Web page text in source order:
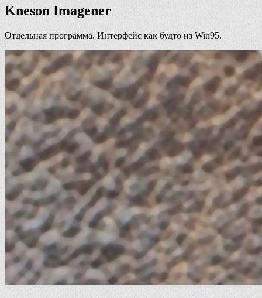
Kneson Imagener
Отдельная программа. Интерфейс как будто из Win95.